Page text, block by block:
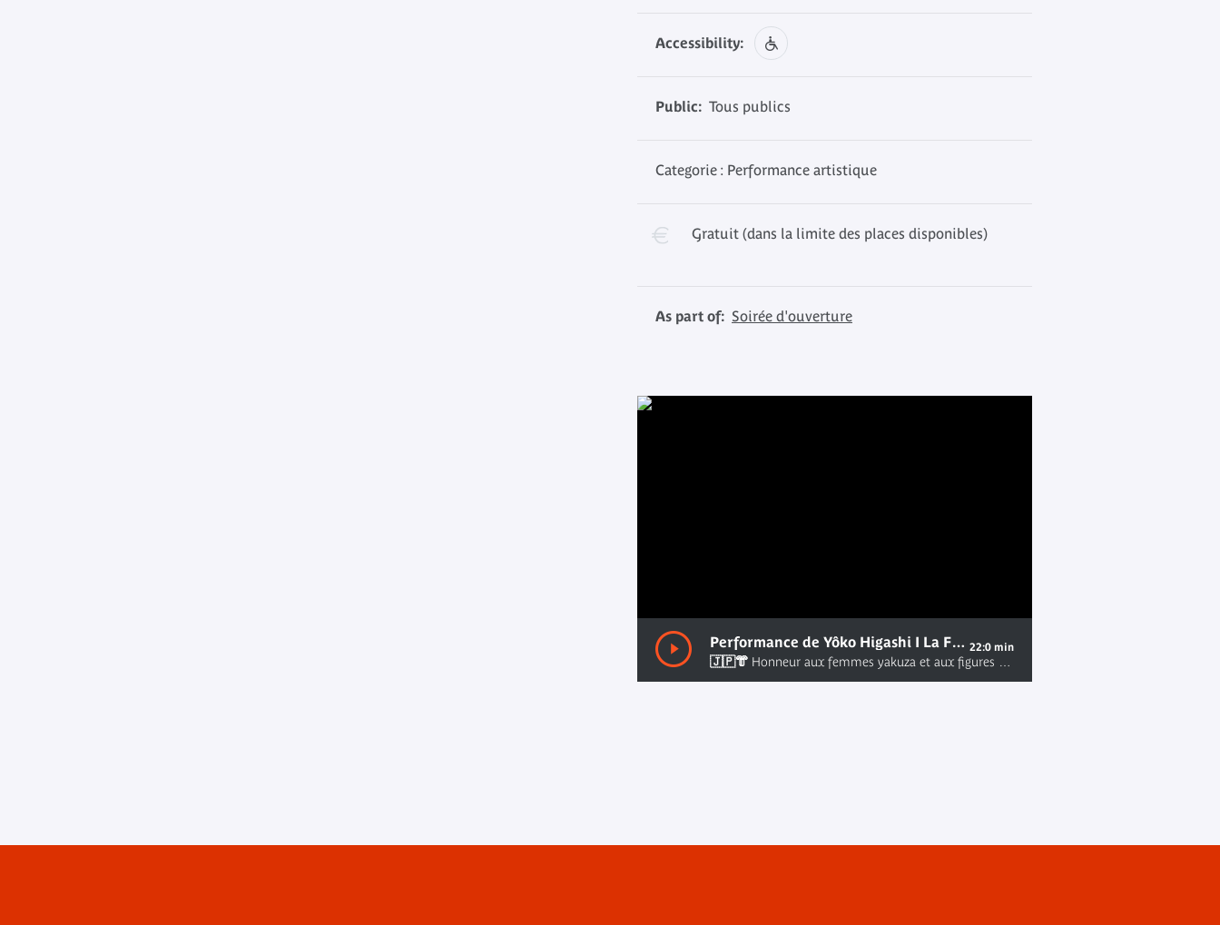
Accessibility:
Public: Tous publics
Categorie : Performance artistique
Gratuit (dans la limite des places disponibles)
As part of: Soirée d'ouverture
00:00 / 00:00 Performance de Yôko Higashi I La Flamme de la vengeance
🇯🇵👘 Honneur aux femmes yakuza et aux figures guerrières du cinéma populaire japonais lors de cette performance inédite signée par la danseuse butô, chorégraphe, compositrice, chanteuse et musicienne Yôko Higashi. Performance filmée au musée du quai Branly - Jacques Chirac le vendredi 26.11.21 dans le cadre de "#UltimeCombat, le week-end" Plus d'informations sur la performance : https://www.quaibranly.fr/fr/expositions-evenements/au-musee/spectacles-fetes-et-evenements/fetes-et-evenements/details-de-levenement/e/performance-la-flamme-de-la-vengeance-39260/
22:0 min